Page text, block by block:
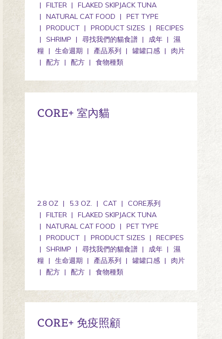
FILTER
FLAKED SKIPJACK TUNA
NATURAL CAT FOOD
PET TYPE
PRODUCT
PRODUCT SIZES
RECIPES
SHRIMP
尋找我們的貓食譜 成年
濕
糧
生命週期 產品系列 罐罐口感
肉片
配方
配方 食物種類
CORE+ 室內貓
2.8 OZ 5.3 OZ. CAT
CORE系列
FILTER
FLAKED SKIPJACK TUNA
NATURAL CAT FOOD
PET TYPE
PRODUCT
PRODUCT SIZES
RECIPES
SHRIMP
尋找我們的貓食譜 成年
濕
糧
生命週期 產品系列 罐罐口感
肉片
配方
配方 食物種類
CORE+ 免疫照顧